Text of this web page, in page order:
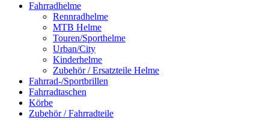
Fahrradhelme
Rennradhelme
MTB Helme
Touren/Sporthelme
Urban/City
Kinderhelme
Zubehör / Ersatzteile Helme
Fahrrad-/Sportbrillen
Fahrradtaschen
Körbe
Zubehör / Fahrradteile